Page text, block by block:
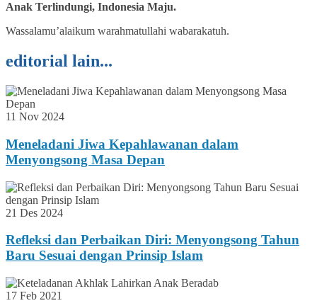
Anak Terlindungi, Indonesia Maju.
Wassalamu’alaikum warahmatullahi wabarakatuh.
editorial lain...
11 Nov 2024
Meneladani Jiwa Kepahlawanan dalam
Menyongsong Masa Depan
21 Des 2024
Refleksi dan Perbaikan Diri: Menyongsong Tahun
Baru Sesuai dengan Prinsip Islam
17 Feb 2021